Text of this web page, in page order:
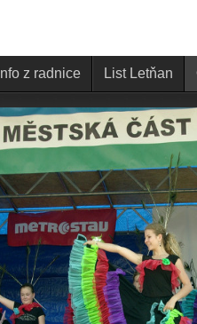
Info z radnice List Letňan